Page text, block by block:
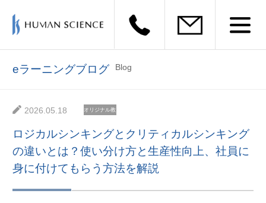
eラーニングブログ Blog
2026.05.18
オリジナル教
ロジカルシンキングとクリティカルシンキング
の違いとは？使い分け方と生産性向上、社員に
身に付けてもらう方法を解説